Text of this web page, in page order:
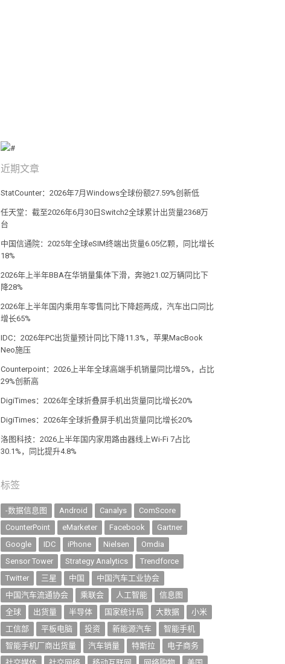
近期文章
StatCounter：2026年7月Windows全球份额27.59%创新低
任天堂：截至2026年6月30日Switch2全球累计出货量2368万
台
中国信通院：2025年全球eSIM终端出货量6.05亿颗，同比增长
18%
2026年上半年BBA在华销量集体下滑，奔驰21.02万辆同比下
降28%
2026年上半年国内乘用车零售同比下降超两成，汽车出口同比
增长65%
IDC：2026年PC出货量预计同比下降11.3%，苹果MacBook
Neo施压
Counterpoint：2026上半年全球高端手机销量同比增5%，占比
29%创新高
DigiTimes：2026年全球折叠屏手机出货量同比增长20%
DigiTimes：2026年全球折叠屏手机出货量同比增长20%
洛图科技：2026上半年国内家用路由器线上Wi-Fi 7占比
30.1%，同比提升4.8%
标签
-数据信息图 Android Canalys
ComScore
CounterPoint
eMarketer Facebook
Gartner
Google
IDC iPhone Nielsen
Omdia
Sensor Tower
Strategy Analytics
Trendforce
Twitter
三星 中国
中国汽车工业协会
中国汽车流通协会
乘联会 人工智能
信息图
全球
出货量 半导体 国家统计局 大数据
小米
工信部
平板电脑 投资 新能源汽车
智能手机
智能手机厂商出货量
汽车销量 特斯拉
电子商务